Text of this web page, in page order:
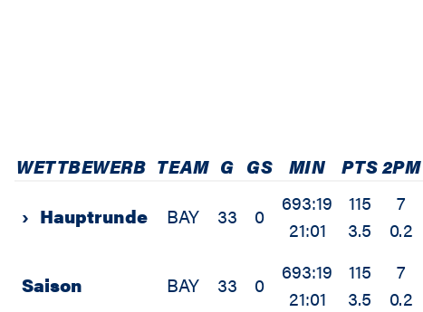
WETTBEWERB TEAM G GS MIN PTS2PM
› Hauptrunde BAY 33 0
693:19
21:01
115
3.5
7
0.2
Saison BAY 33 0
693:19
21:01
115
3.5
7
0.2